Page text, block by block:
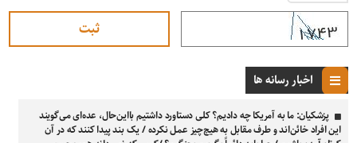
اخبار رسانه ها
پزشکیان: ما به آمریکا چه دادیم؟ کلی دستاورد داشتیم بااین‌حال، عده‌ای می‌گویند
این افراد خائن‌اند و طرف مقابل به هیچ‌چیز عمل نکرده / یک بند پیدا کنند که در آن